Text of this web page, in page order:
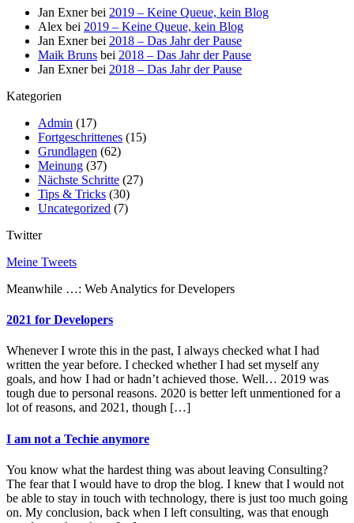
Jan Exnerbei 2019 – Keine Queue, kein Blog
Alex bei 2019 – Keine Queue, kein Blog
Jan Exnerbei 2018 – Das Jahr der Pause
Maik Bruns bei 2018 – Das Jahr der Pause
Jan Exnerbei 2018 – Das Jahr der Pause
Kategorien
Admin (17)
Fortgeschrittenes (15)
Grundlagen (62)
Meinung (37)
Nächste Schritte (27)
Tips & Tricks (30)
Uncategorized (7)
Twitter
Meine Tweets
Meanwhile …: Web Analytics for Developers
2021 for Developers
Whenever I wrote this in the past, I always checked what I had
written the year before. I checked whether I had set myself any
goals, and how I had or hadn’t achieved those. Well… 2019 was
tough due to personal reasons. 2020 is better left unmentioned for a
lot of reasons, and 2021, though […]
I am not a Techie anymore
You know what the hardest thing was about leaving Consulting?
The fear that I would have to drop the blog. I knew that I would not
be able to stay in touch with technology, there is just too much going
on. My conclusion, back when I left consulting, was that enough